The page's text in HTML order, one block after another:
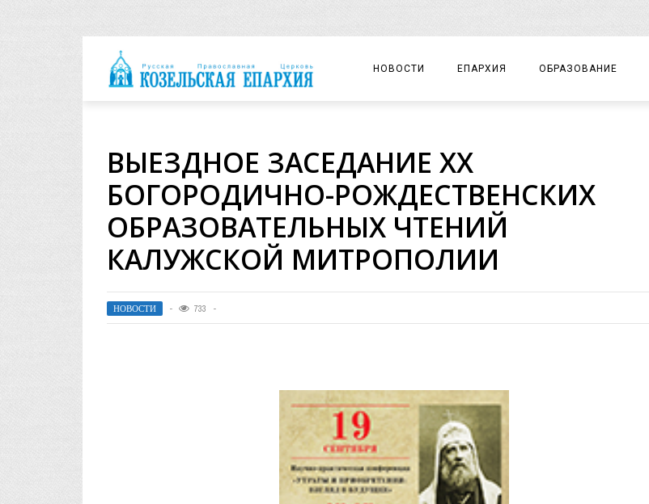
НОВОСТИ ЕПАРХИЯ
ЕПАРХИАЛЬНОЕ УПРАВЛЕНИЕ
ДОКУМЕНТЫ
ЕПАРХИАЛЬНЫЕ ОТДЕЛЫ
ДУХОВЕНСТВО
БЛАГОЧИНИЯ
ХРАМЫ И МОНАСТЫРИ
КОНТАКТЫ/РЕКВИЗИТЫ
ОБРАЗОВАНИЕ
ДЕТСКИЙ ТУРИЗМ
ВЫЕЗДНОЕ ЗАСЕДАНИЕ XX
БОГОРОДИЧНО-РОЖДЕСТВЕНСКИХ
ОБРАЗОВАТЕЛЬНЫХ ЧТЕНИЙ
КАЛУЖСКОЙ МИТРОПОЛИИ
НОВОСТИ 733